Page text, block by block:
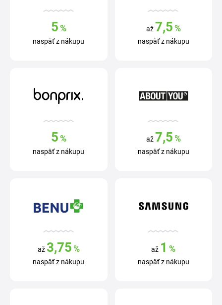
5%
naspäť z nákupu
až 7,5%
naspäť z nákupu
5%
naspäť z nákupu
až 7,5%
naspäť z nákupu
až 3,75%
naspäť z nákupu
až 1 %
naspäť z nákupu